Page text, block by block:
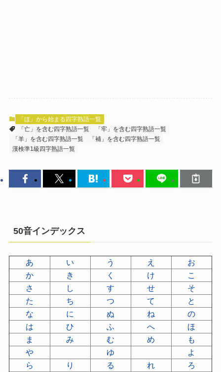
「ほ」から始まる四字熟語一覧
「亡」を含む四字熟語一覧
「牢」を含む四字熟語一覧
「羊」を含む四字熟語一覧
「補」を含む四字熟語一覧
漢検準1級四字熟語一覧
50音インデックス
あ い う え
お
か
き く け
こ
さ
し す せ
そ
た
ち つ て
と
な
に ぬ ね
の
は
ひ ふ へ
ほ
ま
み む め
も
や
ゆ
よ
ら
り る れ
ろ